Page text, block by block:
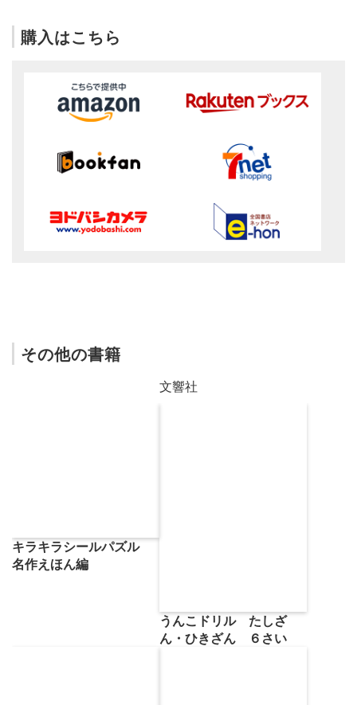
購入はこちら
その他の書籍
文響社
キラキラシールパズル
名作えほん編
うんこドリル たしざ
ん・ひきざん ６さい